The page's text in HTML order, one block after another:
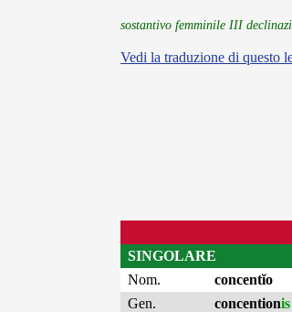
sostantivo femminile III
Vedi la traduzione di questo
SINGOLARE
Nom.
concentĭo
Gen.
concentionis